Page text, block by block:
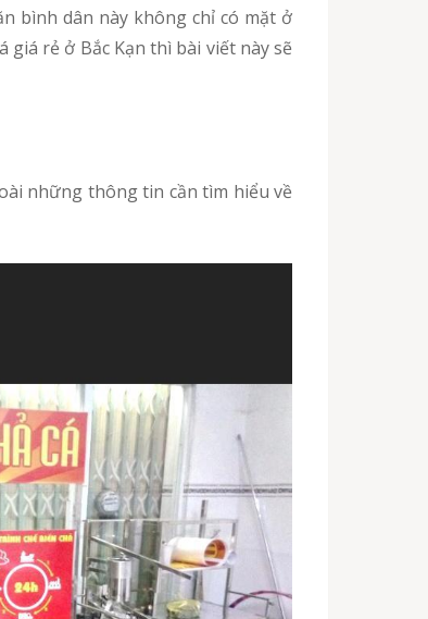
giá rẻ ở Bắc Kạn thì bài viết này sẽ
những thông tin cần tìm hiểu về